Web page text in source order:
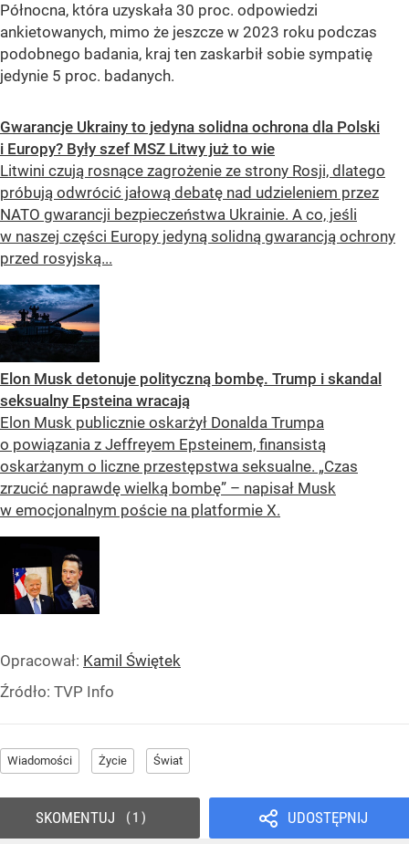
Północna, która uzyskała 30 proc. odpowiedzi
ankietowanych, mimo że jeszcze w 2023 roku podczas
podobnego badania, kraj ten zaskarbił sobie sympatię
jedynie 5 proc. badanych.
Gwarancje Ukrainy to jedyna solidna ochrona dla Polski
i Europy? Były szef MSZ Litwy już to wie
Litwini czują rosnące zagrożenie ze strony Rosji, dlatego
próbują odwrócić jałową debatę nad udzieleniem przez
NATO gwarancji bezpieczeństwa Ukrainie. A co, jeśli
w naszej części Europy jedyną solidną gwarancją ochrony
przed rosyjską...
Elon Musk detonuje polityczną bombę. Trump i skandal
seksualny Epsteina wracają
Elon Musk publicznie oskarżył Donalda Trumpa
o powiązania z Jeffreyem Epsteinem, finansistą
oskarżanym o liczne przestępstwa seksualne. „Czas
zrzucić naprawdę wielką bombę” – napisał Musk
w emocjonalnym poście na platformie X.
Opracował: Kamil Świętek
Źródło: TVP Info
Wiadomości Życie Świat
UDOSTĘPNIJ
SKOMENTUJ 1